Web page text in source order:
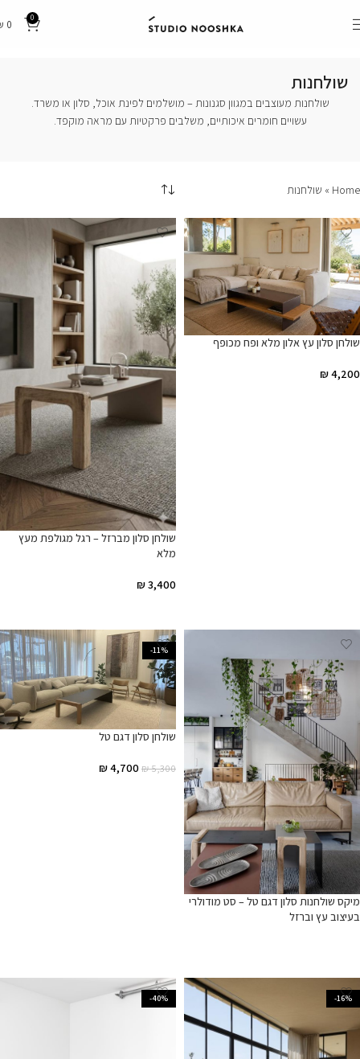
0
0
שולחנות
שולחנות מעוצבים במגוון סגנונות – מושלמיםלפינת אוכל, סלון או משרד.
עשויים חומרים איכותיים, משלבים פרקטיות עם מראה מוקפד.
Home
» שולחנות
שולחן סלון עץ אלון מלא ופח מכופף
₪4,200
שולחן סלון מברזל – רגל מגולפת מעץ
מלא
₪3,400
מיקס שולחנות סלון דגם טל – סט מודולרי
בעיצוב עץ וברזל
-11%
שולחן סלון דגם טל
₪5,300
₪4,700
-16%
-40%